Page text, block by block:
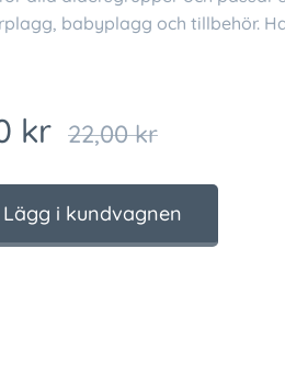
babyplagg och tillbehör.
kr 22,00kr
Lägg i kundvagnen